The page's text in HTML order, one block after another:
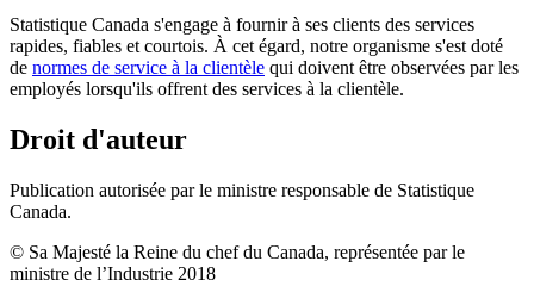
Statistique Canada s'engage à fournir à ses clients des services
rapides, fiables et courtois. À cet égard, notre organisme s'est doté
de normes de service à la clientèle qui doivent être observées par les
employés lorsqu'ils offrent des services à la clientèle.
Droit d'auteur
Publication autorisée par le ministre responsable de Statistique
Canada.
© Sa Majesté la Reine du chef du Canada, représentée par le
ministre de l’Industrie 2018